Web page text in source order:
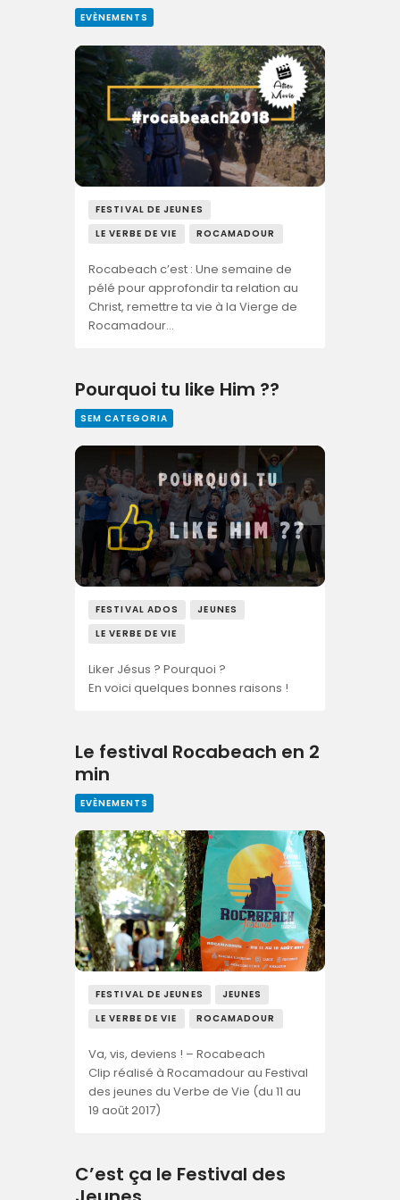
EVÈNEMENTS
FESTIVAL DE JEUNES
LE VERBE DE VIE
ROCAMADOUR
Rocabeach c’est : Une semaine de
pélé pour approfondir ta relation au
Christ, remettre ta vie à la Vierge de
Rocamadour…
Pourquoi tu like Him ??
SEM CATEGORIA
FESTIVAL ADOS
JEUNES
LE VERBE DE VIE
Liker Jésus ? Pourquoi ?
En voici quelques bonnes raisons !
Le festival Rocabeach en 2
min
EVÈNEMENTS
FESTIVAL DE JEUNES
JEUNES
LE VERBE DE VIE
ROCAMADOUR
Va, vis, deviens ! – Rocabeach
Clip réalisé à Rocamadour au Festival
des jeunes du Verbe de Vie (du 11 au
19 août 2017)
C’est ça le Festival des